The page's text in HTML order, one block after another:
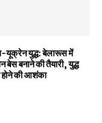
युद्ध: बेलारूस में
बेस बनाने की तैयारी, युद्ध
की आशंका